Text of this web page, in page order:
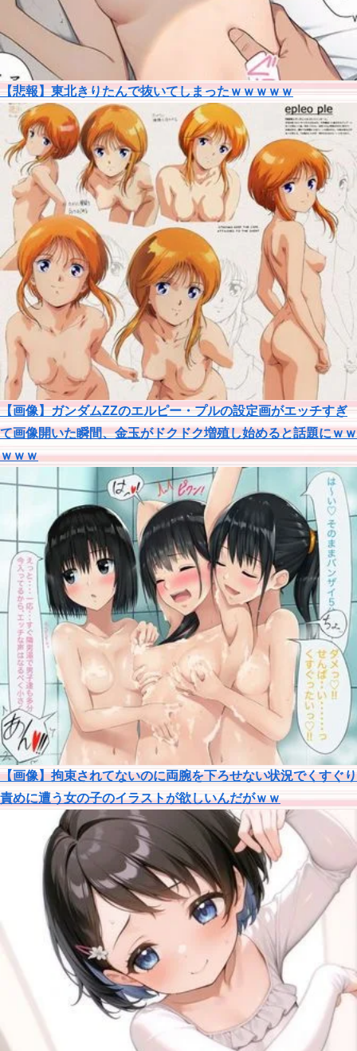
【悲報】東北きりたんで抜いてしまったｗｗｗｗｗ
【画像】ガンダムΖΖのエルピー・プルの設定画がエッチすぎ
て画像開いた瞬間、金玉がドクドク増殖し始めると話題にｗｗ
ｗｗｗ
【画像】拘束されてないのに両腕を下ろせない状況でくすぐり
責めに遭う女の子のイラストが欲しいんだがｗｗ